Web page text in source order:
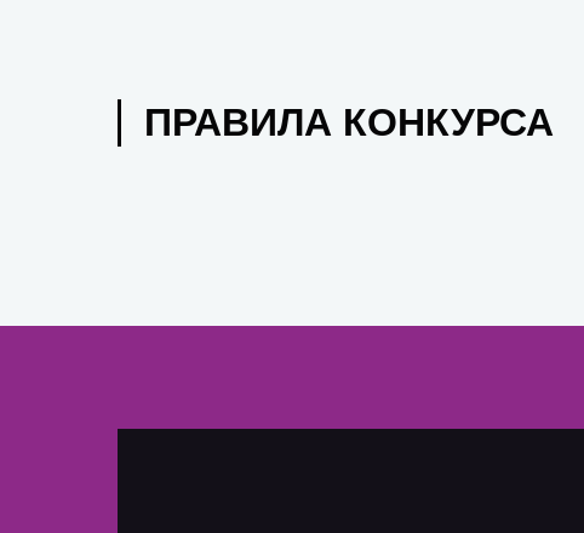
ПРАВИЛА КОНКУРСА